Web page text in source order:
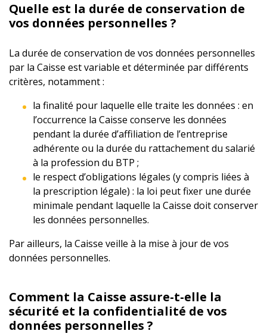
Quelle est la durée de conservation de
vos données personnelles ?
La durée de conservation de vos données personnelles
par la Caisse est variable et déterminée par différents
critères, notamment :
la finalité pour laquelle elle traite les données : en
l’occurrence la Caisse conserve les données
pendant la durée d’affiliation de l’entreprise
adhérente ou la durée du rattachement du salarié
à la profession du BTP ;
le respect d’obligations légales (y compris liées à
la prescription légale) : la loi peut fixer une durée
minimale pendant laquelle la Caisse doit conserver
les données personnelles.
Par ailleurs, la Caisse veille à la mise à jour de vos
données personnelles.
Comment la Caisse assure-t-elle la
sécurité et la confidentialité de vos
données personnelles ?